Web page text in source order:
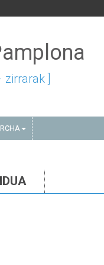
zirrarak ]